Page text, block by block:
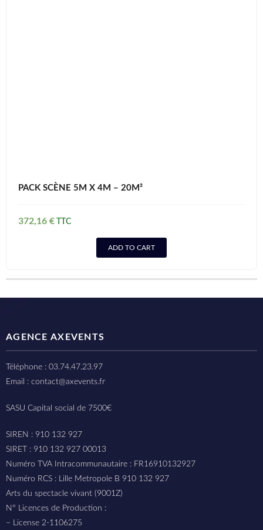
PACK SCÈNE 5M X 4M – 20M²
372,16 €
ADD TO CART
AGENCE AXEVENTS
Téléphone : 03.74.47.23.97
Email : contact@axevents.fr
SASU Capital social de 7500€
SIREN : 910 132 927
SIRET : 910 132 927 00013
Numéro TVA Intracommunautaire : FR16910132927
Numéro RCS : Lille Metropole B 910 132 927
Arts du spectacle vivant (9001Z)
N° Licences de Production :
– License 2-1106275